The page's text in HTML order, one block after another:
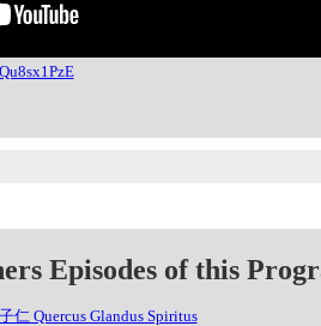
Episodes of this
仁 Quercus Glandus Spiritus